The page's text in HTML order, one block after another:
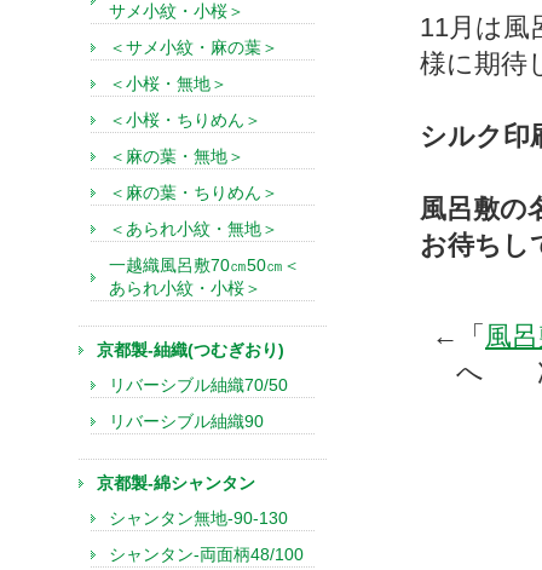
11月は風
様に期待
シルク印
風呂敷の
お待ちし
←「 風
へ 次
サメ小紋・小桜＞
＜サメ小紋・麻の葉＞
＜小桜・無地＞
＜小桜・ちりめん＞
＜麻の葉・無地＞
＜麻の葉・ちりめん＞
＜あられ小紋・無地＞
一越織風呂敷70㎝50㎝＜
あられ小紋・小桜＞
京都製-紬織(つむぎおり)
リバーシブル紬織70/50
リバーシブル紬織90
京都製-綿シャンタン
シャンタン無地-90-130
シャンタン-両面柄48/100